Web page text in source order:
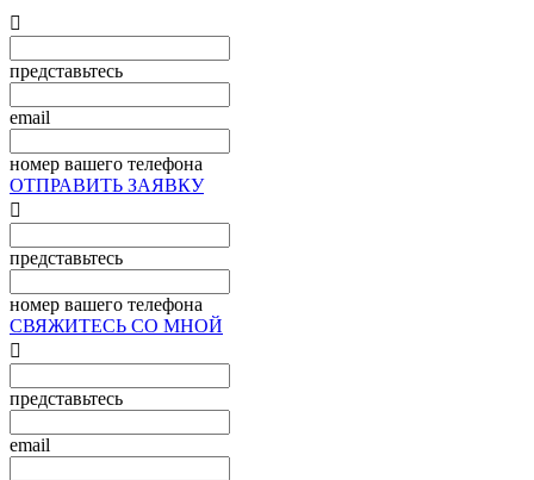

представьтесь
email
номер вашего телефона
ОТПРАВИТЬ ЗАЯВКУ

представьтесь
номер вашего телефона
СВЯЖИТЕСЬ СО МНОЙ

представьтесь
email